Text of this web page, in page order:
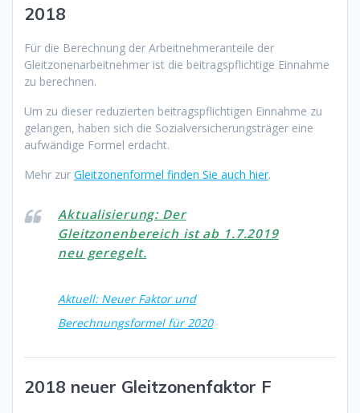
2018
Für die Berechnung der Arbeitnehmeranteile der
Gleitzonenarbeitnehmer ist die beitragspflichtige Einnahme
zu berechnen.
Um zu dieser reduzierten beitragspflichtigen Einnahme zu
gelangen, haben sich die Sozialversicherungsträger eine
aufwändige Formel erdacht.
Mehr zur Gleitzonenformel finden Sie auch hier.
Aktualisierung: Der
Gleitzonenbereich ist ab 1.7.2019
neu geregelt.
Aktuell: Neuer Faktor und
Berechnungsformel für 2020
2018 neuer Gleitzonenfaktor F